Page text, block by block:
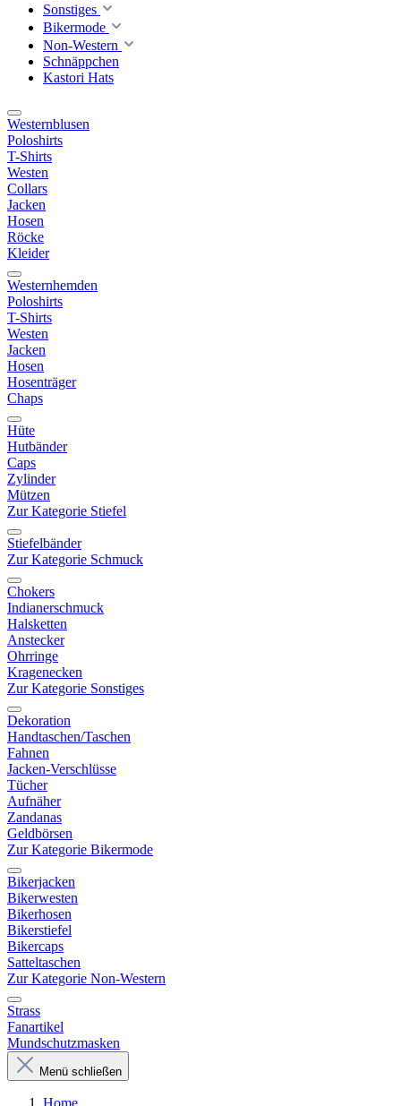
Sonstiges
Bikermode
Non-Western
Schnäppchen
Kastori Hats
Westernblusen
Poloshirts
T-Shirts
Westen
Collars
Jacken
Hosen
Röcke
Kleider
Westernhemden
Poloshirts
T-Shirts
Westen
Jacken
Hosen
Hosenträger
Chaps
Hüte
Hutbänder
Caps
Zylinder
Mützen
Zur Kategorie Stiefel
Stiefelbänder
Zur Kategorie Schmuck
Chokers
Indianerschmuck
Halsketten
Anstecker
Ohrringe
Kragenecken
Zur Kategorie Sonstiges
Dekoration
Handtaschen/Taschen
Fahnen
Jacken-Verschlüsse
Tücher
Aufnäher
Zandanas
Geldbörsen
Zur Kategorie Bikermode
Bikerjacken
Bikerwesten
Bikerhosen
Bikerstiefel
Bikercaps
Satteltaschen
Zur Kategorie Non-Western
Strass
Fanartikel
Mundschutzmasken
Menü schließen
Home